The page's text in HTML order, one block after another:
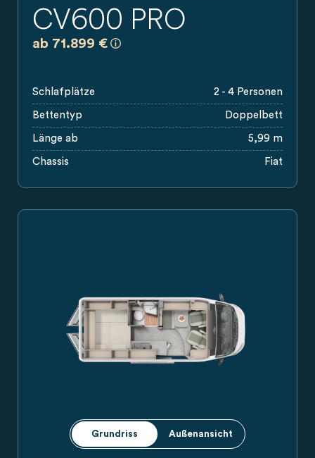
CV600 PRO
ab 71.899 €
Schlafplätze 2 - 4 Personen
Bettentyp Doppelbett
Länge ab 5,99 m
Chassis Fiat
Grundriss Außenansicht